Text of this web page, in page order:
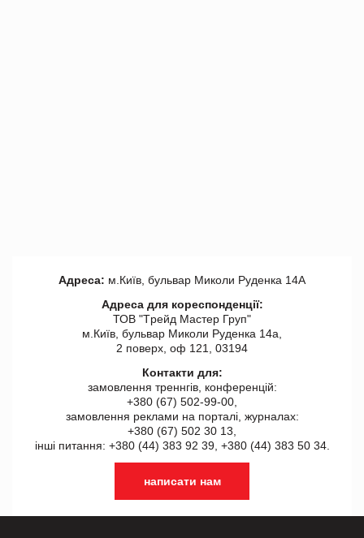
Адреса: м.Київ, бульвар Миколи Руденка 14А
Адреса для кореспонденції:
ТОВ "Tрейд Мастер Груп"
м.Київ, бульвар Миколи Руденка 14а,
2 поверх, оф 121, 03194
Контакти для:
замовлення треннгів, конференцій:
+380 (67) 502-99-00,
замовлення реклами на порталі, журналах:
+380 (67) 502 30 13,
інші питання: +380 (44) 383 92 39, +380 (44) 383 50 34.
написати нам